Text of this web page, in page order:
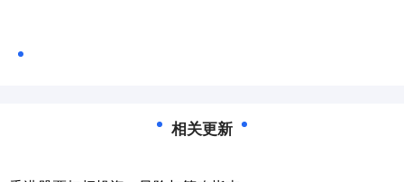
相关更新